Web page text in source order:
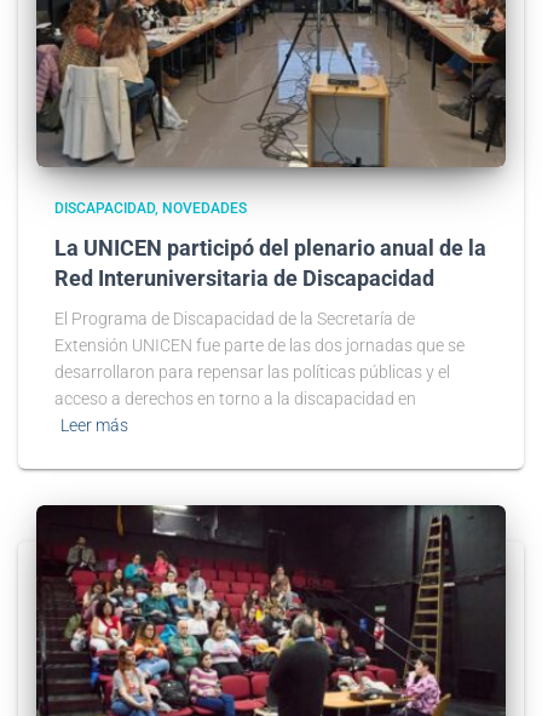
DISCAPACIDAD NOVEDADES
La UNICEN participó del plenario anual de la
Red Interuniversitaria de Discapacidad
El Programa de Discapacidad de la Secretaría de
Extensión UNICEN fue parte de las dos jornadas que se
desarrollaron para repensar las políticas públicas y el
acceso a derechos en torno a la discapacidad en
Leer más